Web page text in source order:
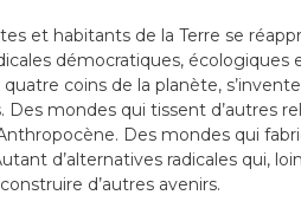
et habitants de la Terre se
démocratiques,
coins de la planète,
mondes qui tissent d’autres
Des mondes qui
d’alternatives radicales qui,
d’autres avenirs.